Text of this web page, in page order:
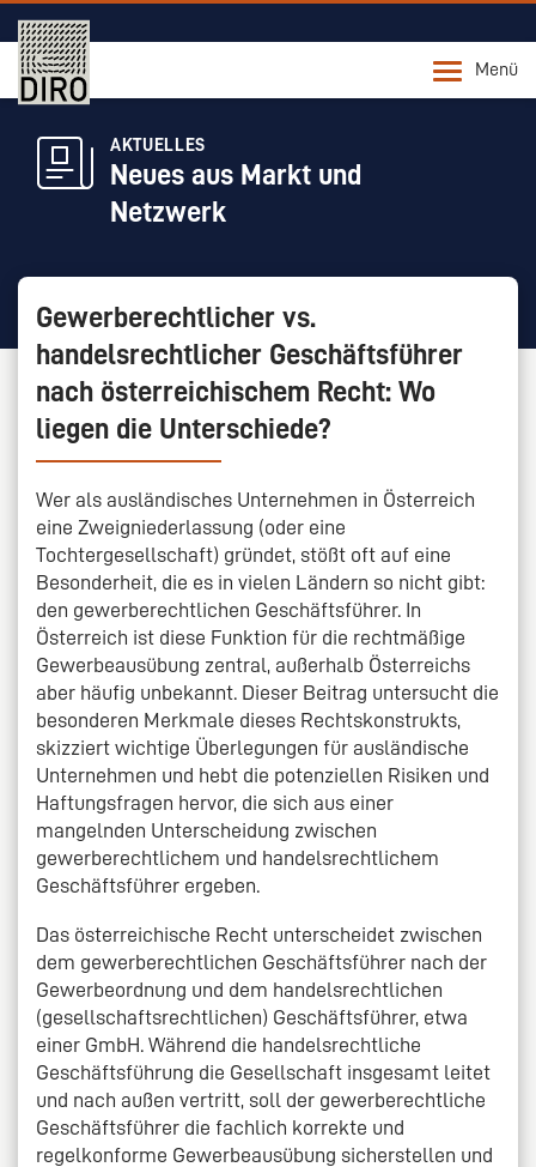
Menü
AKTUELLES
Neues aus Markt und
Netzwerk
Gewerberechtlicher vs.
handelsrechtlicher Geschäftsführer
nach österreichischem Recht: Wo
liegen die Unterschiede?
Wer als ausländisches Unternehmen in Österreich
eine Zweigniederlassung (oder eine
Tochtergesellschaft) gründet, stößt oft auf eine
Besonderheit, die es in vielen Ländern so nicht gibt:
den gewerberechtlichen Geschäftsführer. In
Österreich ist diese Funktion für die rechtmäßige
Gewerbeausübung zentral, außerhalb Österreichs
aber häufig unbekannt. Dieser Beitrag untersucht die
besonderen Merkmale dieses Rechtskonstrukts,
skizziert wichtige Überlegungen für ausländische
Unternehmen und hebt die potenziellen Risiken und
Haftungsfragen hervor, die sich aus einer
mangelnden Unterscheidung zwischen
gewerberechtlichem und handelsrechtlichem
Geschäftsführer ergeben.
Das österreichische Recht unterscheidet zwischen
dem gewerberechtlichen Geschäftsführer nach der
Gewerbeordnung und dem handelsrechtlichen
(gesellschaftsrechtlichen) Geschäftsführer, etwa
einer GmbH. Während die handelsrechtliche
Geschäftsführung die Gesellschaft insgesamt leitet
und nach außen vertritt, soll der gewerberechtliche
Geschäftsführer die fachlich korrekte und
regelkonforme Gewerbeausübung sicherstellen und